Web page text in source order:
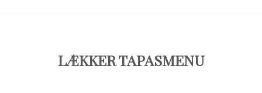
LÆKKER TAPASMENU